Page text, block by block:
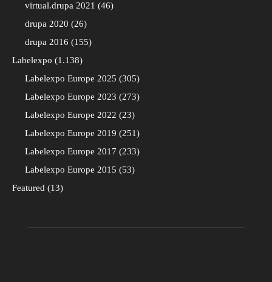
virtual.drupa 2021
46
drupa 2020
26
drupa 2016
155
Labelexpo
1.138
Labelexpo Europe 2025
305
Labelexpo Europe 2023
273
Labelexpo Europe 2022
23
Labelexpo Europe 2019
251
Labelexpo Europe 2017
233
Labelexpo Europe 2015
53
Featured
13